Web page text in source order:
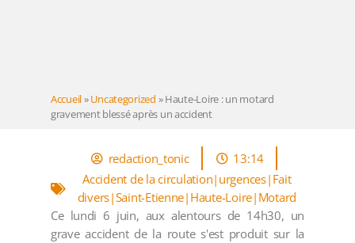
Accueil»Uncategorized »Haute-Loire : un motard
gravement blessé après un accident
redaction_tonic
13:14
Accident de la circulation|urgences|Fait
divers|Saint-Etienne|Haute-Loire|Motard
Ce lundi 6 juin, aux alentours de 14h30, un
grave accident de la route s'est produit sur la